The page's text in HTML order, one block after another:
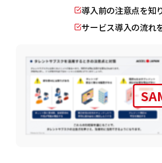
導入前の注意点を知
サービス導入の流れ